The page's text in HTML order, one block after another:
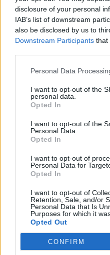
disclosure of your personal
IAB’s list of downstream
also be disclosed by us to
Downstream Participants that
Personal Data
I want to opt-out of the
personal data.
Opted In
I want to opt-out of the
Personal Data.
Opted In
I want to opt-out of
Personal Data for
Opted In
I want to opt-out of
Retention, Sale, and/or
Personal Data that Is
Purposes for which it
Opted Out
CONFIRM
In evidenza